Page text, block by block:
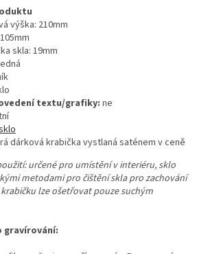
výška: 210mm
skla: 19mm
textu/grafiky: ne
dárková krabička vystlaná saténem v ceně
určené pro umístění v interiéru, sklo
metodami pro čištění skla pro zachování
lze ošetřovat pouze suchým
gravírování: